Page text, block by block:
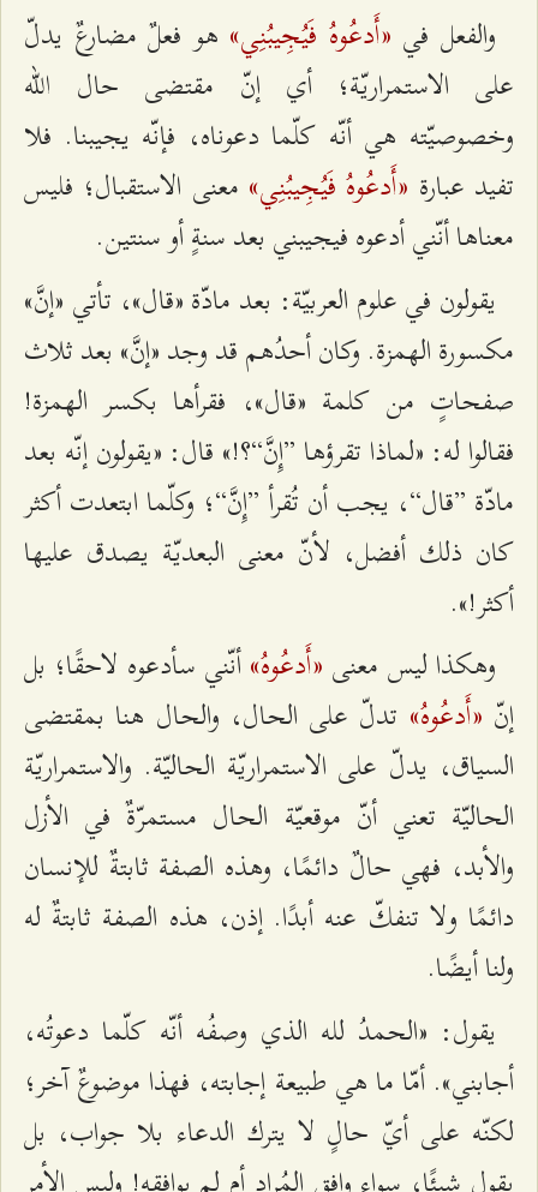
والفعل في «أَدعُوهُ فَيُجِيبُنِي» هو فعلٌ مضارعٌ يدلّ
على الاستمراريّة؛ أي إنّ مقتضى حال الله
وخصوصيّته هي أنّه كلّما دعوناه، فإنّه يجيبنا. فلا
تفيد عبارة «أَدعُوهُ فَيُجِيبُنِي» معنى الاستقبال؛ فليس
معناها أنّني أدعوه فيجيبني بعد سنةٍ أو سنتين.
يقولون في علوم العربيّة: بعد مادّة «قال»، تأتي «إنَّ»
مكسورة الهمزة. وكان أحدُهم قد وجد «إنَّ» بعد ثلاث
صفحاتٍ من كلمة «قال»، فقرأها بكسر الهمزة!
فقالوا له: «لماذا تقرؤها ”إِنَّ“؟!» قال: «يقولون إنّه بعد
مادّة ”قال“، يجب أن تُقرأ ”إِنَّ“؛ وكلّما ابتعدت أكثر
كان ذلك أفضل، لأنّ معنى البعديّة يصدق عليها
أكثر!».
وهكذا ليس معنى «أَدعُوهُ»أنّني سأدعوه لاحقًا؛ بل
إنّ «أَدعُوهُ» تدلّ على الحال، والحال هنا بمقتضى
السياق، يدلّ على الاستمراريّة الحاليّة. والاستمراريّة
الحاليّة تعني أنّ موقعيّة الحال مستمرّةٌ في الأزل
والأبد، فهي حالٌ دائمًا، وهذه الصفة ثابتةٌ للإنسان
دائمًا ولا تنفكّ عنه أبدًا. إذن، هذه الصفة ثابتةٌ له
ولنا أيضًا.
يقول: «الحمدُ لله الذي وصفُه أنّه كلّما دعوتُه،
أجابني». أمّا ما هي طبيعة إجابته، فهذا موضوعٌ آخر؛
لكنّه على أيّ حالٍ لا يترك الدعاء بلا جواب، بل